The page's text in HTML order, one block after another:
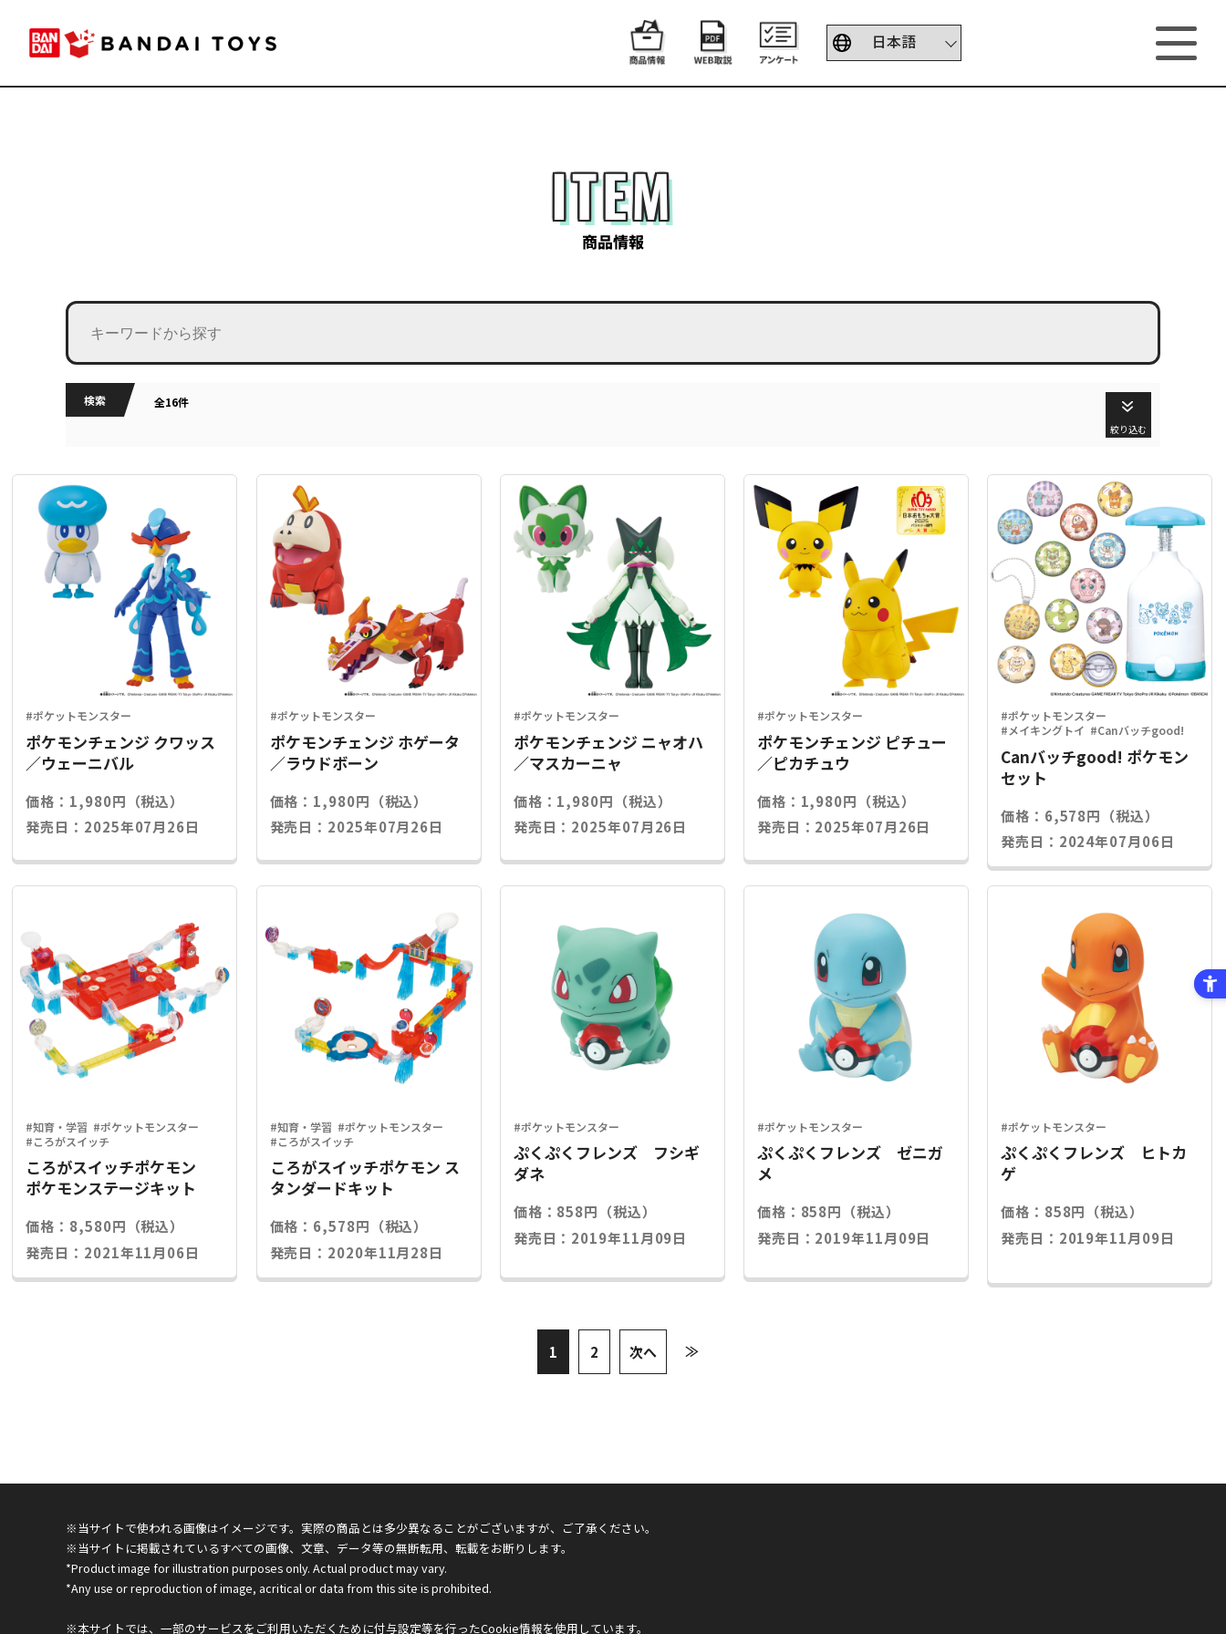
ITEM
商品情報
検索 全16件
絞り込む
#ポケットモンスター
ポケモンチェンジ クワッス
／ウェーニバル
価格：1,980円（税込）
発売日：2025年07月26日
#ポケットモンスター
ポケモンチェンジ ホゲータ
／ラウドボーン
価格：1,980円（税込）
発売日：2025年07月26日
#ポケットモンスター
ポケモンチェンジ ニャオハ
／マスカーニャ
価格：1,980円（税込）
発売日：2025年07月26日
#ポケットモンスター
ポケモンチェンジ ピチュー
／ピカチュウ
価格：1,980円（税込）
発売日：2025年07月26日
#ポケットモンスター
#メイキングトイ #Canバッチgood!
Canバッチgood! ポケモン
セット
価格：6,578円（税込）
発売日：2024年07月06日
#知育・学習 #ポケットモンスター
#ころがスイッチ
ころがスイッチポケモン
ポケモンステージキット
価格：8,580円（税込）
発売日：2021年11月06日
#知育・学習 #ポケットモンスター
#ころがスイッチ
ころがスイッチポケモン ス
タンダードキット
価格：6,578円（税込）
発売日：2020年11月28日
#ポケットモンスター
ぷくぷくフレンズ フシギ
ダネ
価格：858円（税込）
発売日：2019年11月09日
#ポケットモンスター
ぷくぷくフレンズ ゼニガ
メ
価格：858円（税込）
発売日：2019年11月09日
#ポケットモンスター
ぷくぷくフレンズ ヒトカ
ゲ
価格：858円（税込）
発売日：2019年11月09日
1 2 次へ ≫
※当サイトで使われる画像はイメージです。実際の商品とは多少異なることがございますが、ご了承ください。
※当サイトに掲載されているすべての画像、文章、データ等の無断転用、転載をお断りします。
*Product image for illustration purposes only. Actual product may vary.
*Any use or reproduction of image, acritical or data from this site is prohibited.
※本サイトでは、一部のサービスをご利用いただくために付与設定等を行ったCookie情報を使用しています。